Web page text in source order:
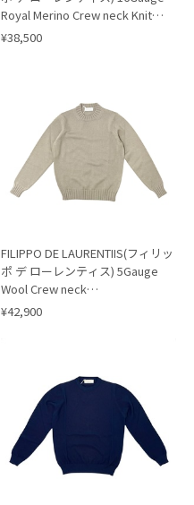
Royal Merino Crew neck Knit
(Garment
¥38,500
FILIPPO DE LAURENTIIS(フィリッ
ポ デ ローレンティス) 5Gauge
Wool Crew neck
Knit(GC3ML47)/GREIGE(925)
¥42,900